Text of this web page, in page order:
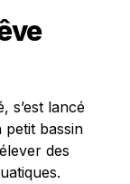
s’est lancé
petit bassin
des